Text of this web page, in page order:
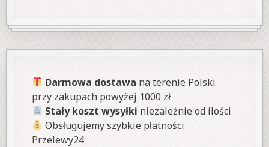
Darmowa dostawa na terenie Polski
przy zakupach powyżej 1000 zł
Stały koszt wysyłki niezależnie od ilości
Obsługujemy szybkie płatności
Przelewy24